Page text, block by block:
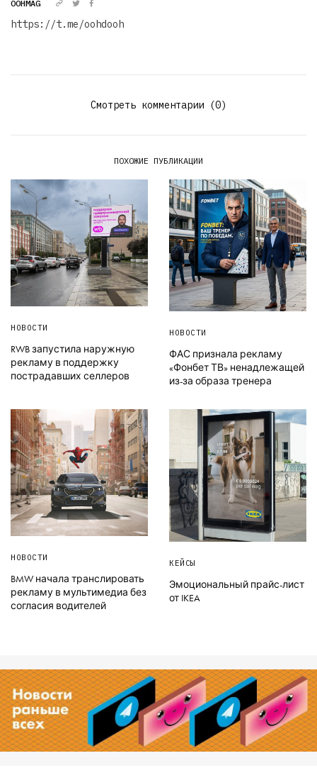
OOHMAG
https://t.me/oohdooh
Смотреть комментарии (0)
ПОХОЖИЕ ПУБЛИКАЦИИ
НОВОСТИ
RWB запустила наружную
рекламу в поддержку
пострадавших селлеров
НОВОСТИ
ФАС признала рекламу
«Фонбет ТВ» ненадлежащей
из-за образа тренера
НОВОСТИ
BMW начала транслировать
рекламу в мультимедиа без
согласия водителей
КЕЙСЫ
Эмоциональный прайс-лист
от IKEA